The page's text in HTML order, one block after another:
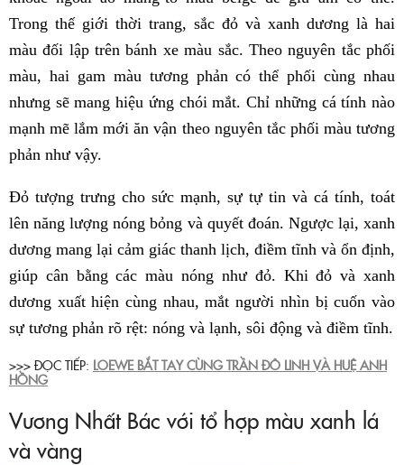
Trong thế giới thời trang, sắc đỏ và xanh dương là hai
màu đối lập trên bánh xe màu sắc. Theo nguyên tắc phối
màu, hai gam màu tương phản có thể phối cùng nhau
nhưng sẽ mang hiệu ứng chói mắt. Chỉ những cá tính nào
mạnh mẽ lắm mới ăn vận theo nguyên tắc phối màu tương
phản như vậy.
Đỏ tượng trưng cho sức mạnh, sự tự tin và cá tính, toát
lên năng lượng nóng bỏng và quyết đoán. Ngược lại, xanh
dương mang lại cảm giác thanh lịch, điềm tĩnh và ổn định,
giúp cân bằng các màu nóng như đỏ. Khi đỏ và xanh
dương xuất hiện cùng nhau, mắt người nhìn bị cuốn vào
sự tương phản rõ rệt: nóng và lạnh, sôi động và điềm tĩnh.
>>> ĐỌC TIẾP: LOEWE BẮT TAY CÙNG TRẦN ĐÔ LINH VÀ HUỆ ANH
HỒNG
Vương Nhất Bác với tổ hợp màu xanh lá
và vàng